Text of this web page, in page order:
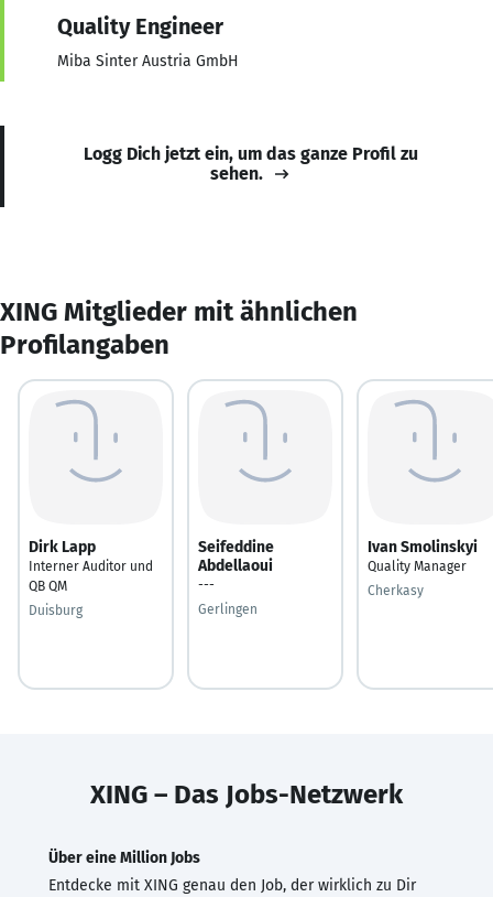
Quality Engineer
Miba Sinter Austria GmbH
Logg Dich jetzt ein, um das ganze Profil zu
sehen.
XING Mitglieder mit ähnlichen
Profilangaben
Dirk Lapp
Interner Auditor und
QB QM
Duisburg
Seifeddine
Abdellaoui
---
Gerlingen
Ivan Smolinskyi
Quality Manager
Cherkasy
XING – Das Jobs-Netzwerk
Über eine Million Jobs
Entdecke mit XING genau den Job, der wirklich zu Dir